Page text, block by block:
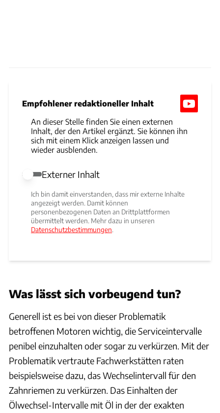
Empfohlener redaktioneller Inhalt
An dieser Stelle finden Sie einen externen
Inhalt, der den Artikel ergänzt. Sie können ihn
sich mit einem Klick anzeigen lassen und
wieder ausblenden.
Externer Inhalt erlauben
Externer Inhalt
Ich bin damit einverstanden, dass mir externe Inhalte
angezeigt werden. Damit können
personenbezogenen Daten an Drittplattformen
übermittelt werden. Mehr dazu in unseren
Datenschutzbestimmungen.
Was lässt sich vorbeugend tun?
Generell ist es bei von dieser Problematik
betroffenen Motoren wichtig, die Serviceintervalle
penibel einzuhalten oder sogar zu verkürzen. Mit der
Problematik vertraute Fachwerkstätten raten
beispielsweise dazu, das Wechselintervall für den
Zahnriemen zu verkürzen. Das Einhalten der
Ölwechsel-Intervalle mit Öl in der der exakten